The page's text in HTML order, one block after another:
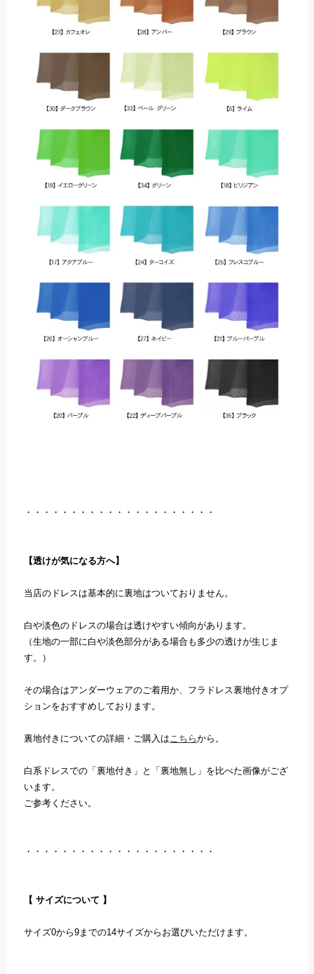
・・・・・・・・・・・・・・・・・・・・・
【透けが気になる方へ】
当店のドレスは基本的に裏地はついておりません。
白や淡色のドレスの場合は透けやすい傾向があります。
（生地の一部に白や淡色部分がある場合も多少の透けが生じま
す。）
その場合はアンダーウェアのご着用か、フラドレス裏地付きオプ
ションをおすすめしております。
裏地付きについての詳細・ご購入は こちらから。
白系ドレスでの「裏地付き」と「裏地無し」を比べた画像がござ
います。
ご参考ください。
・・・・・・・・・・・・・・・・・・・・・
【 サイズについて 】
サイズ0から9までの14サイズからお選びいただけます。